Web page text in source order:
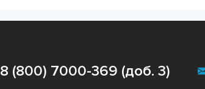
8 (800) 7000-369 (доб. 3)